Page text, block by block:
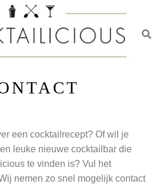
een cocktailrecept? Of wil je
leuke nieuwe cocktailbar die
te vinden is? Vul het
nemen zo snel mogelijk contact